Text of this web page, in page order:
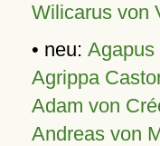
Wilicarus von
• neu: Agapus
Agrippa
Adam von
Andreas von